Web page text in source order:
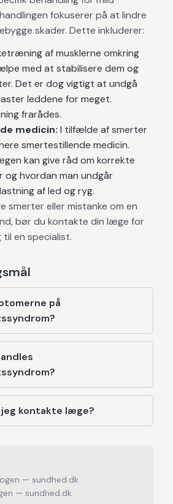
fokuserer på at lindre
skader. Dette inkluderer:
af musklerne omkring
med at stabilisere dem og
Det er dog vigtigt at undgå
leddene for meget.
frarådes.
medicin: I tilfælde af smerter
smertestillende medicin.
kan give råd om korrekte
og hvordan man undgår
af led og ryg.
smerter eller mistanke om en
bør du kontakte din læge for
til en specialist.
på
jeg kontakte læge?
— sundhed.dk
— sundhed.dk